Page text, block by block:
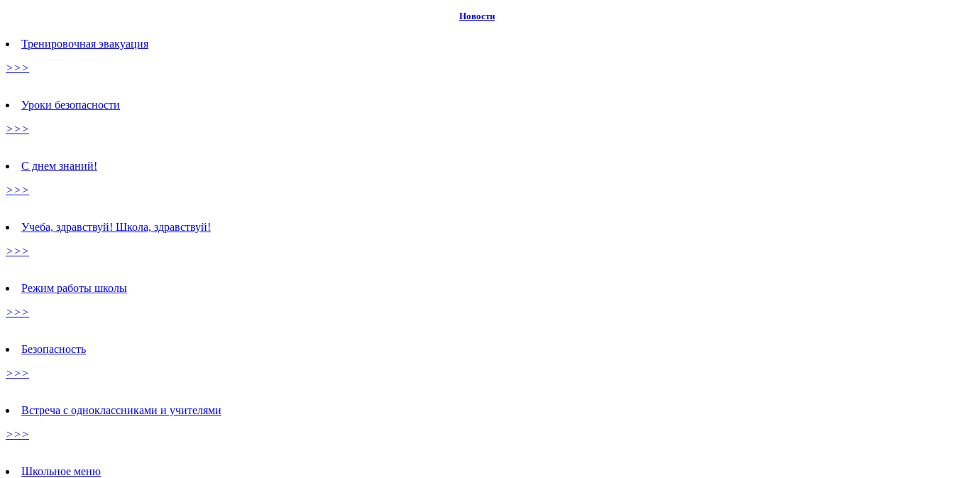
Новости
Тренировочная эвакуация
>>>
Уроки безопасности
>>>
С днем знаний!
>>>
Учеба, здравствуй! Школа, здравствуй!
>>>
Режим работы школы
>>>
Безопасность
>>>
Встреча с одноклассниками и учителями
>>>
Школьное меню